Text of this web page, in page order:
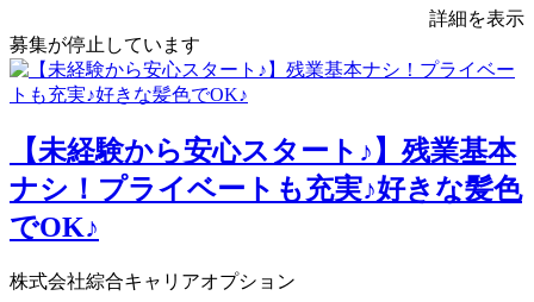
詳細を表示
募集が停止しています
【未経験から安心スタート♪】残業基本
ナシ！プライベートも充実♪好きな髪色
でOK♪
株式会社綜合キャリアオプション